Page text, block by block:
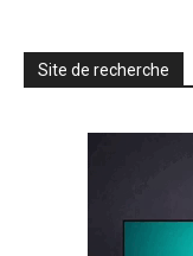
Site de recherche